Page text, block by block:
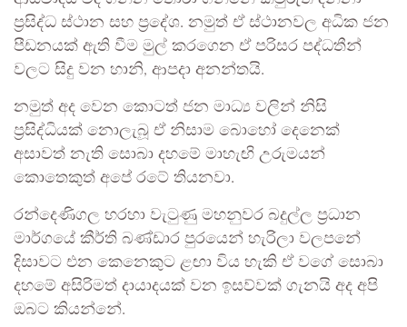
ප්‍රසිද්ධ ස්ථාන සහ ප්‍රදේශ. නමුත් ඒ ස්ථානවල අධික ජන
පීඩනයක් ඇති වීම මුල් කරගෙන ඒ පරිසර පද්ධතීන්
වලට සිදු වන හානි, ආපදා අනන්තයි.
නමුත් අද වෙන කොටත් ජන මාධ්‍ය වලින් නිසි
ප්‍රසිද්ධියක් නොලැබූ ඒ නිසාම බොහෝ දෙනෙක්
අසාවත් නැති සොබා දහමේ මාහැඟි උරුමයන්
කොතෙකුත් අපේ රටේ තියනවා.
රන්දෙණිගල හරහා වැටුණු මහනුවර බදුල්ල ප්‍රධාන
මාර්ගයේ කීර්ති බණ්ඩාර පුරයෙන් හැරිලා වලපනේ
දිසාවට එන කෙනෙකුට ළඟා විය හැකි ඒ වගේ සොබා
දහමේ අසිරිමත් දායාදයක් වන ඉසව්වක් ගැනයි අද අපි
ඔබට කියන්නේ.